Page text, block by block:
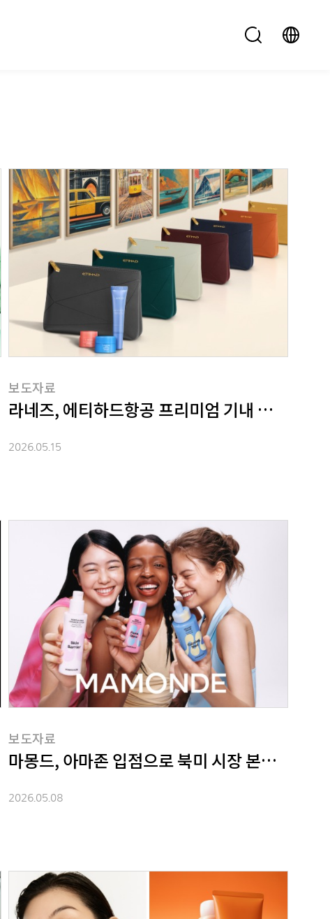
보도자료
라네즈, 에티하드항공 프리미엄 기내 어메니티
2026.05.15
리미티드' 출시
보도자료
마몽드, 아마존 입점으로 북미 시장 본격 진출
2026.05.08